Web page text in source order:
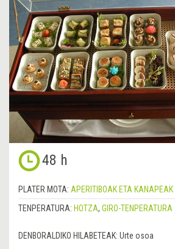
48 h
PLATER MOTA: APERITIBOAK ETA KANAPEAK
TENPERATURA: HOTZA, GIRO-TENPERATURA
DENBORALDIKO HILABETEAK: Urte osoa